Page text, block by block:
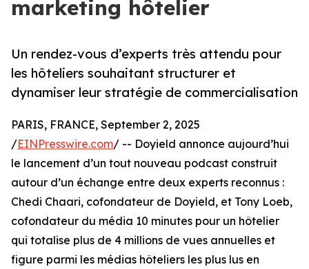
marketing hôtelier
Un rendez-vous d’experts très attendu pour
les hôteliers souhaitant structurer et
dynamiser leur stratégie de commercialisation
PARIS, FRANCE, September 2, 2025
/EINPresswire.com/ -- Doyield annonce aujourd’hui
le lancement d’un tout nouveau podcast construit
autour d’un échange entre deux experts reconnus :
Chedi Chaari, cofondateur de Doyield, et Tony Loeb,
cofondateur du média 10 minutes pour un hôtelier
qui totalise plus de 4 millions de vues annuelles et
figure parmi les médias hôteliers les plus lus en